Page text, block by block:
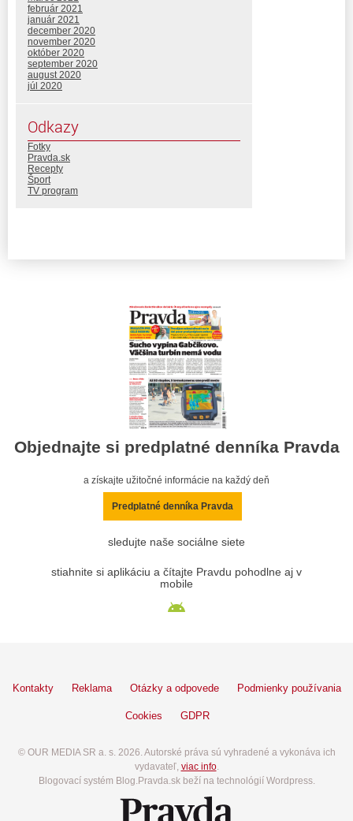
február 2021
január 2021
december 2020
november 2020
október 2020
september 2020
august 2020
júl 2020
Odkazy
Fotky
Pravda.sk
Recepty
Šport
TV program
Objednajte si predplatné denníka Pravda
a získajte užitočné informácie na každý deň
Predplatné denníka Pravda
sledujte naše sociálne siete
stiahnite si aplikáciu a čítajte Pravdu pohodlne aj v
mobile
Kontakty Reklama Otázky a odpovede Podmienky používania
Cookies GDPR
© OUR MEDIA SR a. s. 2026. Autorské práva sú vyhradené a vykonáva ich
vydavateľ, viac info.
Blogovací systém Blog.Pravda.sk beží na technológií Wordpress.